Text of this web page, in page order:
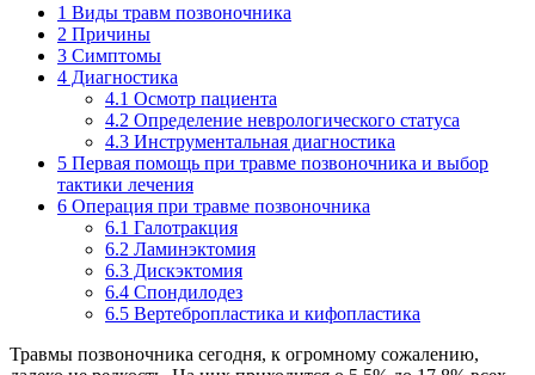
1 Виды травм позвоночника
2 Причины
3 Симптомы
4 Диагностика
4.1 Осмотр пациента
4.2 Определение неврологического статуса
4.3 Инструментальная диагностика
5 Первая помощь при травме позвоночника и выбор
тактики лечения
6 Операция при травме позвоночника
6.1 Галотракция
6.2 Ламинэктомия
6.3 Дискэктомия
6.4 Спондилодез
6.5 Вертебропластика и кифопластика
Травмы позвоночника сегодня, к огромному сожалению,